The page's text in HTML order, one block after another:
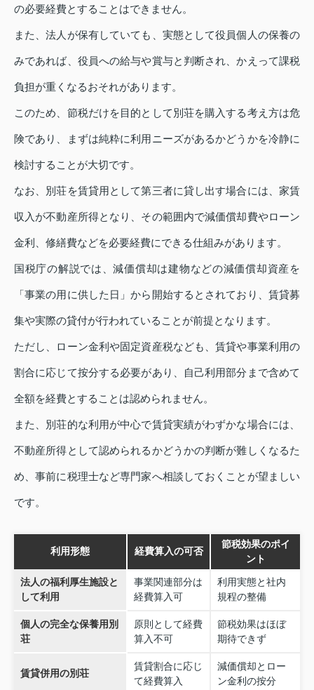
の必要経費とすることはできません。
また、法人が保有していても、実態として役員個人の保養の
みであれば、役員への給与や賞与と判断され、かえって課税
負担が重くなるおそれがあります。
このため、節税だけを目的として別荘を購入する考え方は危
険であり、まずは純粋に利用ニーズがあるかどうかを冷静に
検討することが大切です。
なお、別荘を賃貸用として第三者に貸し出す場合には、家賃
収入が不動産所得となり、その範囲内で減価償却費やローン
金利、修繕費などを必要経費にできる仕組みがあります。
国税庁の解説では、減価償却は建物などの減価償却資産を
「事業の用に供した日」から開始するとされており、賃貸募
集や実際の貸付が行われていることが前提となります。
ただし、ローン金利や固定資産税なども、賃貸や事業利用の
割合に応じて按分する必要があり、自己利用部分まで含めて
全額を経費とすることは認められません。
また、別荘的な利用が中心で賃貸実績がわずかな場合には、
不動産所得として認められるかどうかの判断が難しくなるた
め、事前に税理士など専門家へ相談しておくことが望ましい
です。
利用形態 経費算入の可否
節税効果のポイ
ント
法人の福利厚生施設と
して利用
事業関連部分は
経費算入可
利用実態と社内
規程の整備
個人の完全な保養用別
荘
原則として経費
算入不可
節税効果はほぼ
期待できず
賃貸併用の別荘
賃貸割合に応じ
て経費算入
減価償却とロー
ン金利の按分